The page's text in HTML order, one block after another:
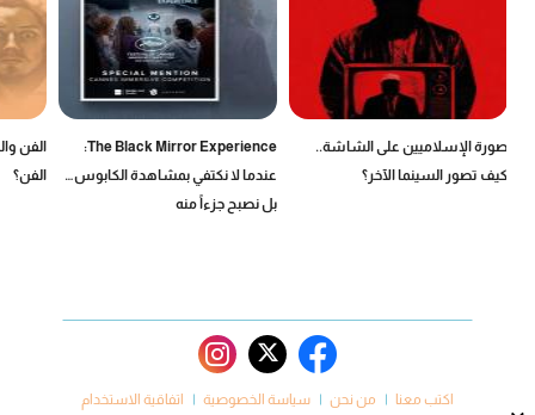
صورة الإسلاميين على الشاشة..
كيف تصور السينما الآخر؟
The Black Mirror Experience:
عندما لا نكتفي بمشاهدة الكابوس…
بل نصبح جزءاً منه
الفن
الفن؟
اكتب معنا من نحن سياسة الخصوصية اتفاقية الاستخدام